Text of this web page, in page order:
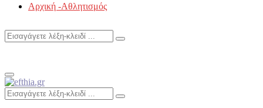
Αρχική -Αθλητισμός
Search
Search
Primary
Menu
Search
for:
Search